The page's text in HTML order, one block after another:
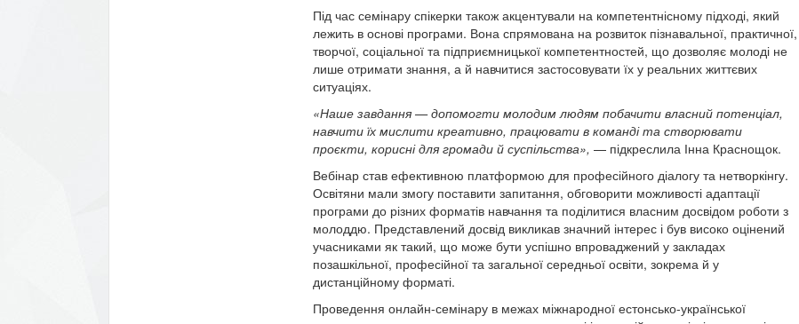
Під час семінару спікерки також акцентували на компетентнісному підході, який
лежить в основі програми. Вона спрямована на розвиток пізнавальної, практичної,
творчої, соціальної та підприємницької компетентностей, що дозволяє молоді не
лише отримати знання, а й навчитися застосовувати їх у реальних життєвих
ситуаціях.
«Наше завдання — допомогти молодим людям побачити власний потенціал,
навчити їх мислити креативно, працювати в команді та створювати
проєкти, корисні для громади й суспільства», — підкреслила Інна Краснощок.
Вебінар став ефективною платформою для професійного діалогу та нетворкінгу.
Освітяни мали змогу поставити запитання, обговорити можливості адаптації
програми до різних форматів навчання та поділитися власним досвідом роботи з
молоддю. Представлений досвід викликав значний інтерес і був високо оцінений
учасниками як такий, що може бути успішно впроваджений у закладах
позашкільної, професійної та загальної середньої освіти, зокрема й у
дистанційному форматі.
Проведення онлайн-семінару в межах міжнародної естонсько-української